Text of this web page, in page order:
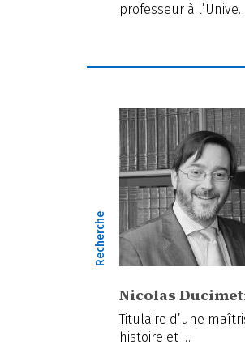
professeur à
Recherche
Nicolas
Titulaire d’une
histoire et …